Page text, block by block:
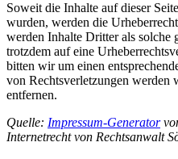
Soweit die Inhalte auf dieser
wurden, werden die
werden Inhalte Dritter als solche
trotzdem auf eine
bitten wir um einen
von Rechtsverletzungen werden
entfernen.
Quelle: Impressum-Generator
Internetrecht von Rechtsanwalt